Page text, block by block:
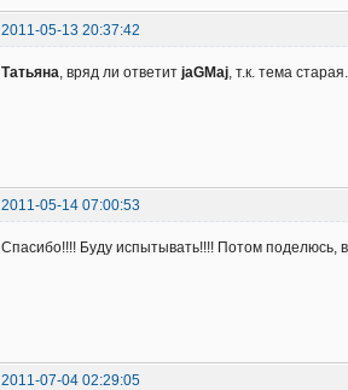
2011-05-13 20:37:42
Татьяна , вряд ли ответит jaGMaj , т.к. тема
2011-05-14 07:00:53
Спасибо!!!! Буду испытывать!!!! Потом поделюсь,
2011-07-04 02:29:05